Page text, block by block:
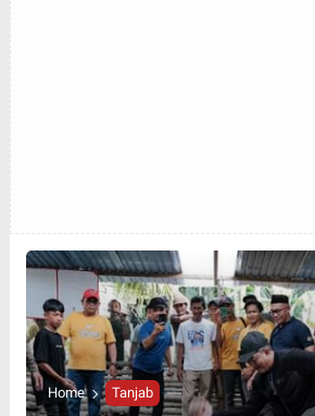
Home Tanjab